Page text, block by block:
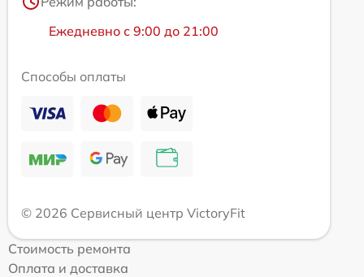
Ежедневно с 9:00 до 21:00
Способы оплаты
© 2026 Сервисный центр VictoryFit
Стоимость ремонта
Оплата и доставка